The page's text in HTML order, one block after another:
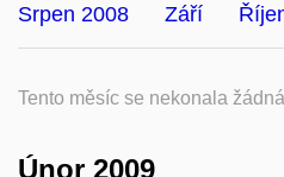
Srpen 2008 Září
Tento měsíc se nekonala
Únor 2009